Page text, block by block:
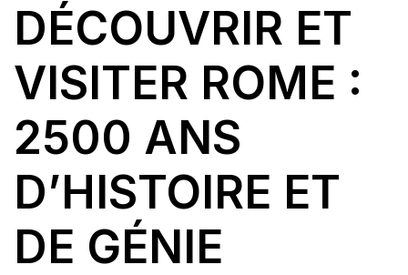
DÉCOUVRIR ET
VISITER ROME :
2500 ANS
D’HISTOIRE ET
DE GÉNIE